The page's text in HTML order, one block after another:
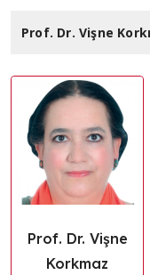
Prof. Dr. Vişne
Prof. Dr. Vişne
Korkmaz